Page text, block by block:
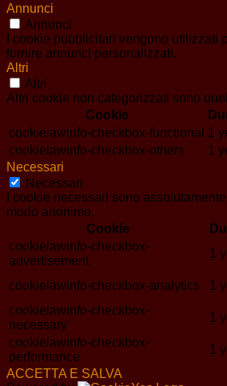
Annunci
Annunci
I cookie pubblicitari vengono
fornire annunci personalizzati.
Altri
Altri
Altri cookie non categorizzati sono
Cookie
cookielawinfo-checkbox-functional 1
cookielawinfo-checkbox-others
1
Necessari
Necessari
I cookie necessari sono
modo anonimo.
Cookie
cookielawinfo-checkbox-
advertisement
1
cookielawinfo-checkbox-analytics 1
cookielawinfo-checkbox-
necessary
1
cookielawinfo-checkbox-
performance
1
ACCETTA E SALVA